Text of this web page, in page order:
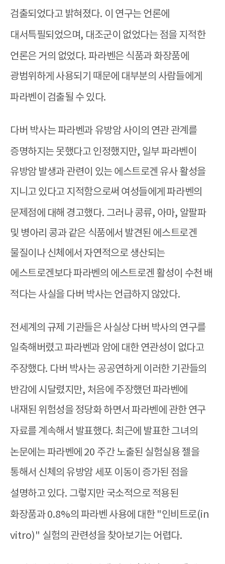
검출되었다고 밝혀졌다. 이 연구는 언론에
대서특필되었으며, 대조군이 없었다는 점을 지적한
언론은 거의 없었다.파라벤은 식품과 화장품에
광범위하게 사용되기 때문에 대부분의 사람들에게
파라벤이 검출될 수 있다.
다버 박사는 파라벤과 유방암 사이의 연관 관계를
증명하지는 못했다고 인정했지만, 일부 파라벤이
유방암 발생과 관련이 있는 에스트로겐 유사 활성을
지니고 있다고 지적함으로써 여성들에게 파라벤의
문제점에 대해 경고했다. 그러나 콩류, 아마, 알팔파
및 병아리 콩과 같은 식품에서 발견된 에스트로겐
물질이나 신체에서 자연적으로 생산되는
에스트로겐보다 파라벤의 에스트로겐 활성이 수천 배
적다는 사실을 다버 박사는 언급하지 않았다.
전세계의 규제 기관들은 사실상 다버 박사의 연구를
일축해버렸고 파라벤과 암에 대한 연관성이 없다고
주장했다. 다버 박사는 공공연하게 이러한 기관들의
반감에 시달렸지만, 처음에 주장했던 파라벤에
내재된 위험성을 정당화 하면서 파라벤에 관한 연구
자료를 계속해서 발표했다. 최근에 발표한 그녀의
논문에는 파라벤에 20 주간 노출된 실험실용 젤을
통해서 신체의 유방암 세포 이동이 증가된 점을
설명하고 있다. 그렇지만 국소적으로 적용된
화장품과0.8%의 파라벤 사용에 대한 "인비트로(in
vitro)" 실험의 관련성을 찾아보기는 어렵다.